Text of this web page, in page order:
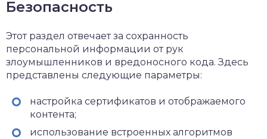
Безопасность
Этот раздел отвечает за сохранность
персональной информации от рук
злоумышленников и вредоносного кода. Здесь
представлены следующие параметры:
настройка сертификатов и отображаемого
контента;
использование встроенных алгоритмов